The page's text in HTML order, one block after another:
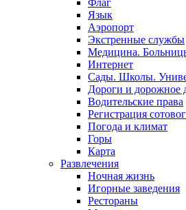
Флаг
Язык
Аэропорт
Экстренные службы
Медицина.
Интернет
Сады. Школы.
Дороги и дорожное
Водительские права
Регистрация
Погода и климат
Горы
Карта
Развлечения
Ночная жизнь
Игорные заведения
Рестораны